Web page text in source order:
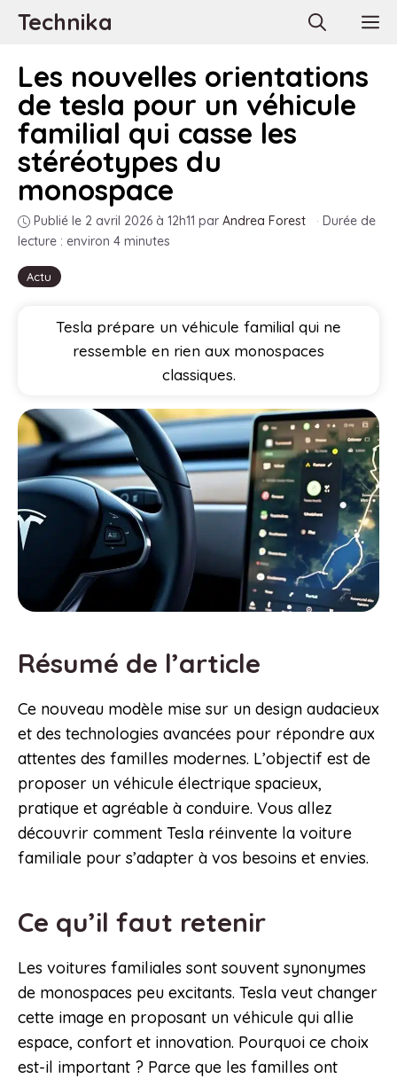
AllerTechnika
Actu
Les nouvelles orientations
de tesla pour un véhicule
familial qui casse les
stéréotypes du
monospace
Publié le 2 avril 2026 à 12h11 par Andrea Forest · Durée de
lecture : environ 4 minutes
Tesla prépare un véhicule familial qui ne
ressemble en rien aux monospaces
classiques.
Résumé de l’article
Ce nouveau modèle mise sur un design audacieux
et des technologies avancées pour répondre aux
attentes des familles modernes. L’objectif est de
proposer un véhicule électrique spacieux,
pratique et agréable à conduire. Vous allez
découvrir comment Tesla réinvente la voiture
familiale pour s’adapter à vos besoins et envies.
Ce qu’il faut retenir
Les voitures familiales sont souvent synonymes
de monospaces peu excitants. Tesla veut changer
cette image en proposant un véhicule qui allie
espace, confort et innovation. Pourquoi ce choix
est-il important ? Parce que les familles ont